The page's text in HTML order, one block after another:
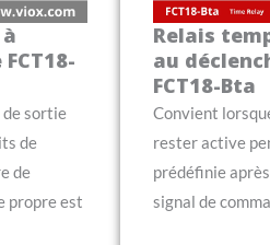
de sortie
de
de
propre est
Relais
au
FCT18-Bta
Convient
rester active
prédéfinie
signal de